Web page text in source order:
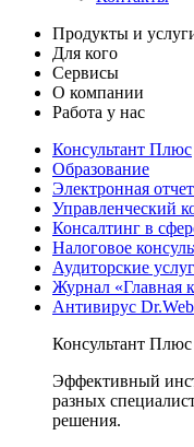
Продукты и
Для кого
Сервисы
О компании
Работа у нас
Консультант Плюс
Образование
Электронная
Управленческий
Консалтинг в
Налоговое
Аудиторские
Журнал «Главная
Антивирус Dr.Web
Консультант Плюс
Эффективный
разных
решения.